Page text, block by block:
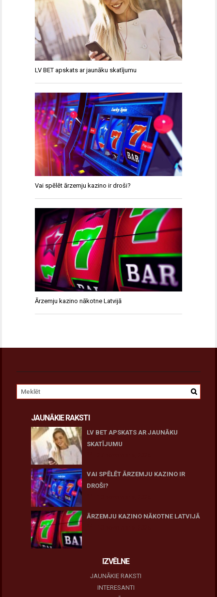
LV BET apskats ar jaunāku skatījumu
Vai spēlēt ārzemju kazino ir droši?
Ārzemju kazino nākotne Latvijā
JAUNĀKIE RAKSTI
LV BET APSKATS AR JAUNĀKU
SKATĪJUMU
VAI SPĒLĒT ĀRZEMJU KAZINO IR
DROŠI?
ĀRZEMJU KAZINO NĀKOTNE LATVIJĀ
IZVĒLNE
JAUNĀKIE RAKSTI
INTERESANTI